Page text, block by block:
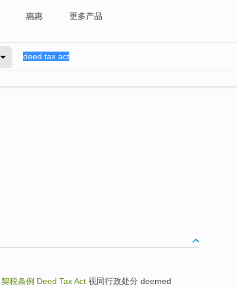
惠惠 更多产品
契税条例 Deed Tax Act 视同行政处分 deemed